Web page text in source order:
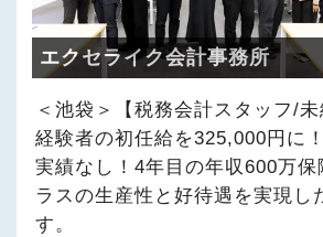
エクセライク会計事務所
＜池袋＞【税務会計スタッフ/
の初任給を325,000円に！過去3
し！キャリア4年目の年収600万
クラスの生産性と好待遇を実現
す。